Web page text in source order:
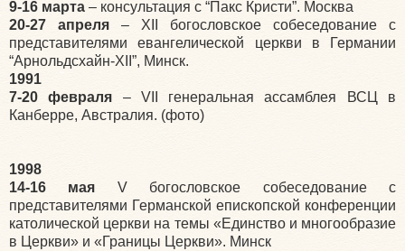
9-16 марта – консультация с “Пакс Кристи”. Москва
20-27 апреля – XII богословское собеседование с
представителями евангелической церкви в Германии
“Арнольдсхайн-XII”, Минск.
1991
7-20 февраля – VII генеральная ассамблея ВСЦ в
Канберре, Австралия. (фото)
1998
14-16 мая V богословское собеседование с
представителями Германской епископской конференции
католической церкви на темы «Единство и многообразие
в Церкви» и «Границы Церкви». Минск